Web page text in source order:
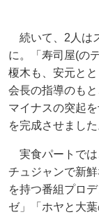
続いて、2人は
に。「寿司屋(の
榎木も、安元と
会長の指導のも
マイナスの突起
を完成させました
実食パートでは
チュジャンで新
を持つ番組プロ
ゼ」「ホヤと大